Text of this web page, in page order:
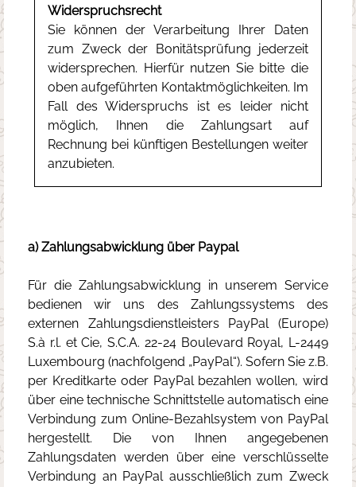
Widerspruchsrecht
Sie können der Verarbeitung Ihrer Daten
zum Zweck der Bonitätsprüfung jederzeit
widersprechen. Hierfür nutzen Sie bitte die
oben aufgeführten Kontaktmöglichkeiten. Im
Fall des Widerspruchs ist es leider nicht
möglich, Ihnen die Zahlungsart auf
Rechnung bei künftigen Bestellungen weiter
anzubieten.
a) Zahlungsabwicklung über Paypal
Für die Zahlungsabwicklung in unserem Service
bedienen wir uns des Zahlungssystems des
externen Zahlungsdienstleisters PayPal (Europe)
S.à r.l. et Cie, S.C.A. 22-24 Boulevard Royal, L-2449
Luxembourg (nachfolgend „PayPal“). Sofern Sie z.B.
per Kreditkarte oder PayPal bezahlen wollen, wird
über eine technische Schnittstelle automatisch eine
Verbindung zum Online-Bezahlsystem von PayPal
hergestellt. Die von Ihnen angegebenen
Zahlungsdaten werden über eine verschlüsselte
Verbindung an PayPal ausschließlich zum Zweck